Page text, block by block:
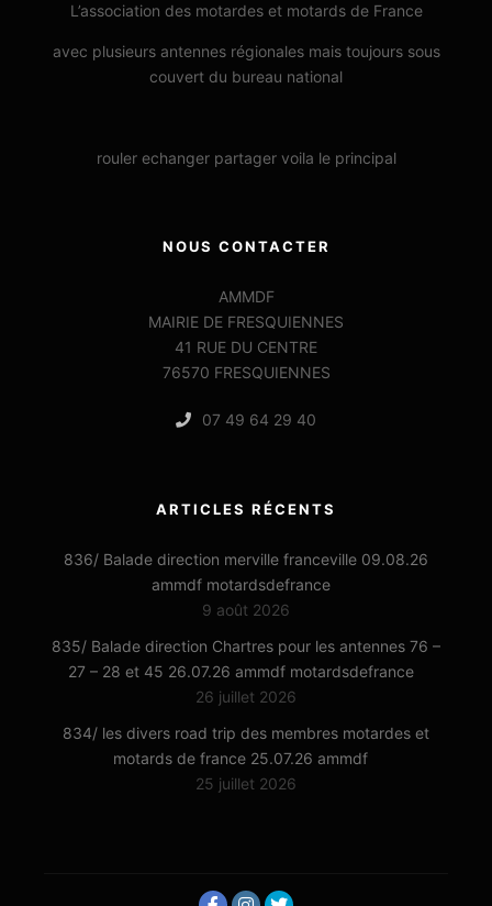
L’association des motardes et motards de France
avec plusieurs antennes régionales mais toujours sous
couvert du bureau national
rouler echanger partager voila le principal
NOUS CONTACTER
AMMDF
MAIRIE DE FRESQUIENNES
41 RUE DU CENTRE
76570 FRESQUIENNES
07 49 64 29 40
ARTICLES RÉCENTS
836/ Balade direction merville franceville 09.08.26
ammdf motardsdefrance
9 août 2026
835/ Balade direction Chartres pour les antennes 76 –
27 – 28 et 45 26.07.26 ammdf motardsdefrance
26 juillet 2026
834/ les divers road trip des membres motardes et
motards de france 25.07.26 ammdf
25 juillet 2026